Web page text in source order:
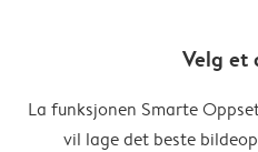
Velg et
La funksjonen Smarte
vil lage det beste